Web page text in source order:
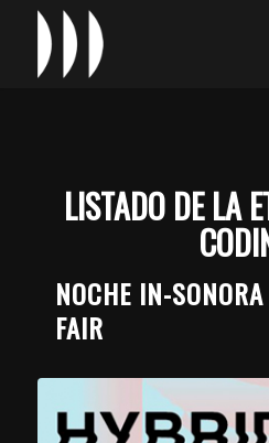
LISTADO DE LA
NOCHE IN-
FAIR